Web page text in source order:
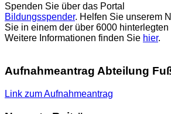
Spenden Sie über das Portal
Bildungsspender. Helfen Sie unserem
Sie in einem der über 6000
Weitere Informationen finden Sie hier.
Aufnahmeantrag Abteilung
Link zum Aufnahmeantrag